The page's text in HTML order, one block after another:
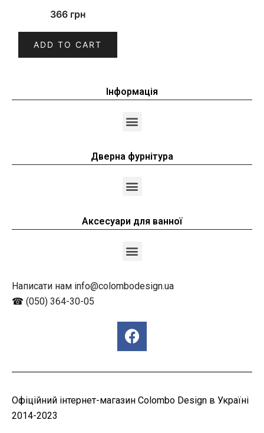
366 грн
ADD TO CART
Інформація
Дверна фурнітура
Аксесуари для ванної
Написати нам info@colombodesign.ua
☎ (050) 364-30-05
Офіційний інтернет-магазин Colombo Design в Україні
2014-2023